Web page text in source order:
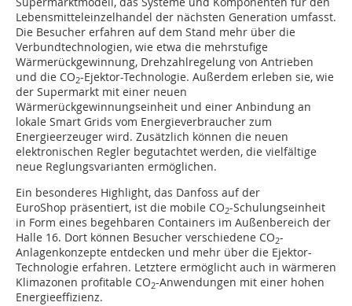
Lebensmitteleinzelhandel der nächsten Generation umfasst.
Die Besucher erfahren auf dem Stand mehr über die
Verbundtechnologien, wie etwa die mehrstufige
Wärmerückgewinnung, Drehzahlregelung von Antrieben
und die CO2-Ejektor-Technologie. Außerdem erleben sie, wie
der Supermarkt mit einer neuen
Wärmerückgewinnungseinheit und einer Anbindung an
lokale Smart Grids vom Energieverbraucher zum
Energieerzeuger wird. Zusätzlich können die neuen
elektronischen Regler begutachtet werden, die vielfältige
neue Reglungsvarianten ermöglichen.
Ein besonderes Highlight, das Danfoss auf der
EuroShop präsentiert, ist die mobile CO2-Schulungseinheit
in Form eines begehbaren Containers im Außenbereich der
Halle 16. Dort können Besucher verschiedene CO2-
Anlagenkonzepte entdecken und mehr über die Ejektor-
Technologie erfahren. Letztere ermöglicht auch in wärmeren
Klimazonen profitable CO2-Anwendungen mit einer hohen
Energieeffizienz.